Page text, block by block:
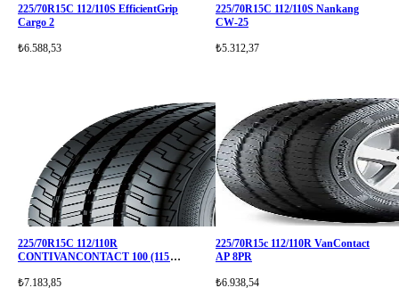
225/70R15C 112/110S EfficientGrip
Cargo 2
₺6.588,53
225/70R15C 112/110S Nankang
CW-25
₺5.312,37
225/70R15C 112/110R
CONTIVANCONTACT 100 (115N)
₺7.183,85
225/70R15c 112/110R VanContact
AP 8PR
₺6.938,54